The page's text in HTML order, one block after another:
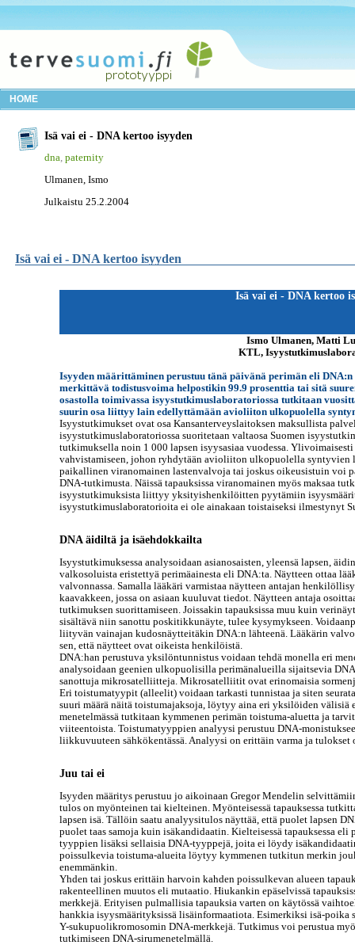
HOME
Isä vai ei - DNA kertoo isyyden
dna paternity
Ulmanen, Ismo
Julkaistu 25.2.2004
Isä vai ei - DNA kertoo isyyden
Isä vai ei - DNA kertoo
Ismo Ulmanen, Matti
KTL,
Isyyden määrittäminen perustuu tänä päivänä perimän eli
merkittävä todistusvoima helpostikin 99.9 prosenttia tai sitä
osastolla toimivassa isyystutkimuslaboratoriossa tutkitaan
suurin osa liittyy lain edellyttämään avioliiton ulkopuolella
Isyystutkimukset ovat osa Kansanterveyslaitoksen maksullista
isyystutkimuslaboratoriossa suoritetaan valtaosa Suomen
tutkimuksella noin 1 000 lapsen isyysasiaa vuodessa.
vahvistamiseen, johon ryhdytään avioliiton ulkopuolella
paikallinen viranomainen lastenvalvoja tai joskus oikeusistuin voi
DNA-tutkimusta. Näissä tapauksissa viranomainen myös maksaa
isyystutkimuksista liittyy yksityishenkilöitten pyytämiin
isyystutkimuslaboratorioita ei ole ainakaan toistaiseksi ilmestynyt
DNA äidiltä ja isäehdokkailta
Isyystutkimuksessa analysoidaan asianosaisten, yleensä lapsen,
valkosoluista eristettyä perimäainesta eli DNA:ta. Näytteen ottaa
valvonnassa. Samalla lääkäri varmistaa näytteen antajan
kaavakkeen, jossa on asiaan kuuluvat tiedot. Näytteen antaja
tutkimuksen suorittamiseen. Joissakin tapauksissa muu kuin
sisältävä niin sanottu poskitikkunäyte, tulee kysymykseen.
liityvän vainajan kudosnäytteitäkin DNA:n lähteenä. Lääkärin
sen, että näytteet ovat oikeista henkilöistä.
DNA:han perustuva yksilöntunnistus voidaan tehdä monella eri
analysoidaan geenien ulkopuolisilla perimänalueilla sijaitsevia
sanottuja mikrosatelliitteja. Mikrosatelliitit ovat erinomaisia
Eri toistumatyypit (alleelit) voidaan tarkasti tunnistaa ja siten
suuri määrä näitä toistumajaksoja, löytyy aina eri yksilöiden välisiä
menetelmässä tutkitaan kymmenen perimän toistuma-aluetta ja
viiteentoista. Toistumatyyppien analyysi perustuu DNA-
liikkuvuuteen sähkökentässä. Analyysi on erittäin varma ja
Juu tai ei
Isyyden määritys perustuu jo aikoinaan Gregor Mendelin
tulos on myönteinen tai kielteinen. Myönteisessä tapauksessa
lapsen isä. Tällöin saatu analyysitulos näyttää, että puolet lapsen
puolet taas samoja kuin isäkandidaatin. Kielteisessä tapauksessa
tyyppien lisäksi sellaisia DNA-tyyppejä, joita ei löydy
poissulkevia toistuma-alueita löytyy kymmenen tutkitun merkin
enemmänkin.
Yhden tai joskus erittäin harvoin kahden poissulkevan alueen
rakenteellinen muutos eli mutaatio. Hiukankin epäselvissä
merkkejä. Erityisen pulmallisia tapauksia varten on käytössä
hankkia isyysmäärityksissä lisäinformaatiota. Esimerkiksi isä-
Y-sukupuolikromosomin DNA-merkkejä. Tutkimus voi perustua
tutkimiseen DNA-sirumenetelmällä.